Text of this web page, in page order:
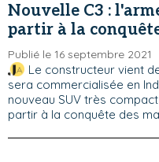
Nouvelle C3 :
partir à la
Publié le 16 septembre 2021
Le constructeur vient
sera commercialisée en
nouveau SUV très
partir à la conquête des